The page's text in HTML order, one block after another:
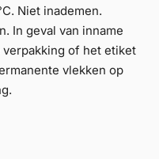
Niet inademen.
In geval van inname
of het etiket
vlekken op